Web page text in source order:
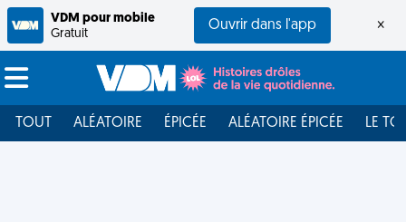
VDM pour mobile
Gratuit
Ouvrir dans l'app ×
TOUT ALÉATOIRE ÉPICÉE ALÉATOIRE ÉPICÉE LE